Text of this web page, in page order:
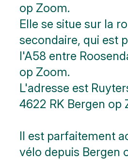
op Zoom.
Elle se situe sur la
secondaire, qui est
l'A58 entre
op Zoom.
L'adresse est
4622 RK Bergen op
Il est parfaitement
vélo depuis Bergen